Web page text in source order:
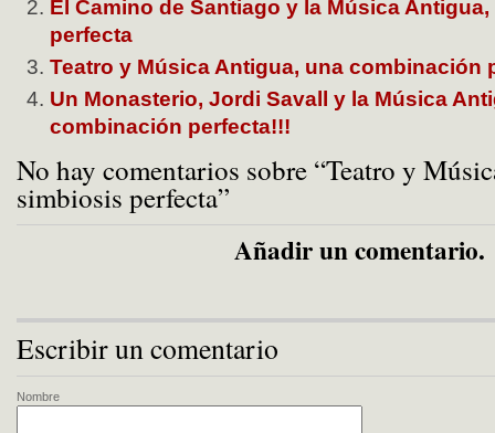
El Camino de Santiago y la Música
perfecta
Teatro y Música Antigua, una combinación
Un Monasterio, Jordi Savall y la Música
combinación perfecta!!!
No hay comentarios sobre “Teatro y
simbiosis perfecta”
Añadir un comentario.
Escribir un comentario
Nombre